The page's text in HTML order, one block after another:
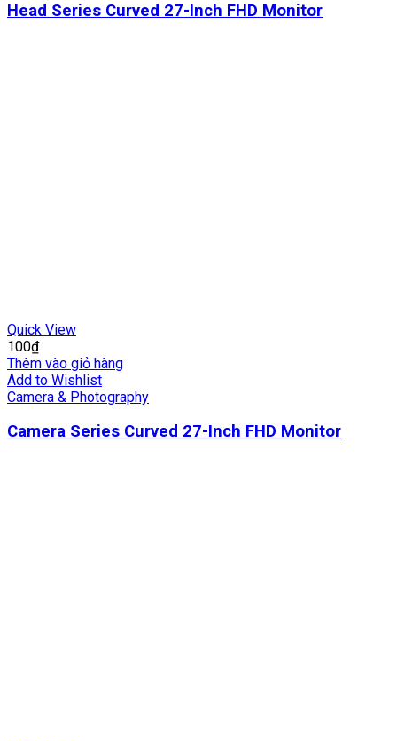
Head Series Curved 27-Inch FHD Monitor
Quick View
100₫
Thêm vào giỏ hàng
Add to Wishlist
Camera & Photography
Camera Series Curved 27-Inch FHD Monitor